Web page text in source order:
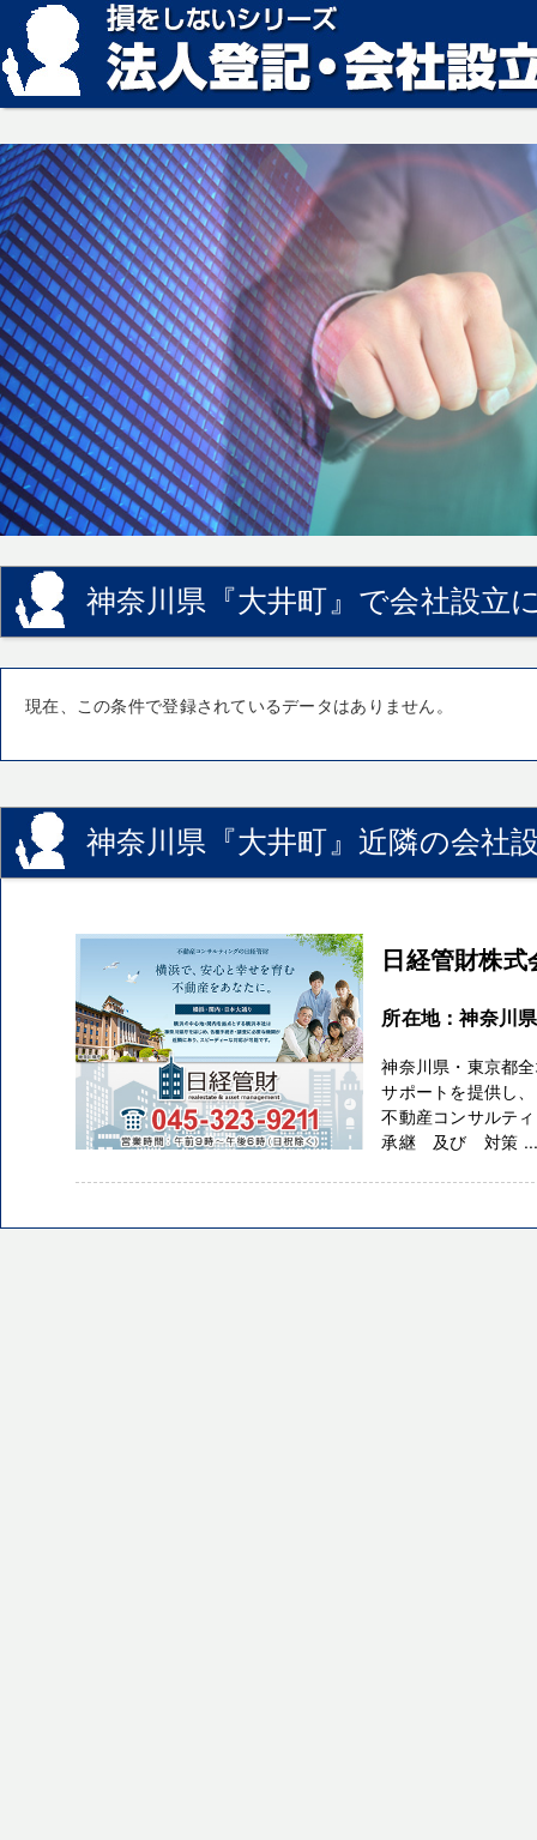
損をしない法人登記・会社設立の方法、見つかります。
神奈川県『大井町』で会社設立
現在、この条件で登録されているデータはありません。
神奈川県『大井町』近隣の会社
日経管財株式
所在地：神奈川
神奈川県・東京都
サポートを提供し
不動産コンサルテ
承継 及び 対策